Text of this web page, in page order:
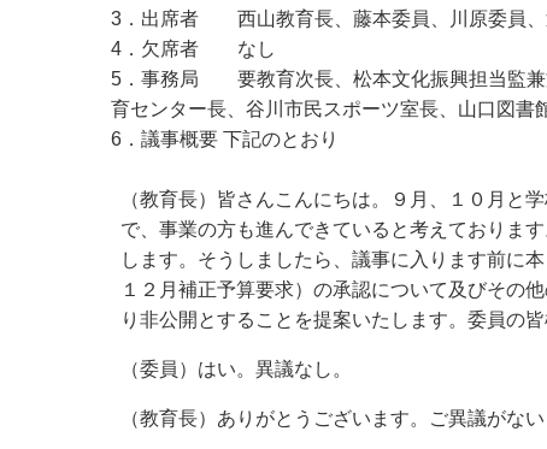
3．出席者 西山教育長、藤本委員、川原委員、
4．欠席者 なし
5．事務局 要教育次長、松本文化振興担当監兼
育センター長、谷川市民スポーツ室長、山口図
6．議事概要 下記のとおり
（教育長）皆さんこんにちは。９月、１０月と
で、事業の方も進んできていると考えておりま
します。そうしましたら、議事に入ります前に
１２月補正予算要求）の承認について及びその
り非公開とすることを提案いたします。委員の
（委員）はい。異議なし。
（教育長）ありがとうございます。ご異議がな